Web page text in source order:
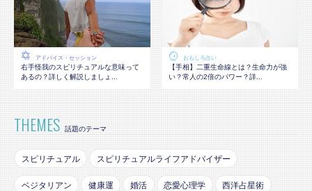
アドバイス・セッション
右手怪我のスピリチュアルな意味って
あるの？詳しく解説しましょ...
おもしろ占い
【手相】二重生命線とは？生命力が強
い？常人の2倍のパワー？詳...
THEMES 話題のテーマ
スピリチュアル スピリチュアルライフアドバイザー
ベジタリアン 健康運 婚活 恋愛心理学 西洋占星術